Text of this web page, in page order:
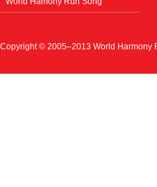
Copyright © 2005–2013 World Harmony